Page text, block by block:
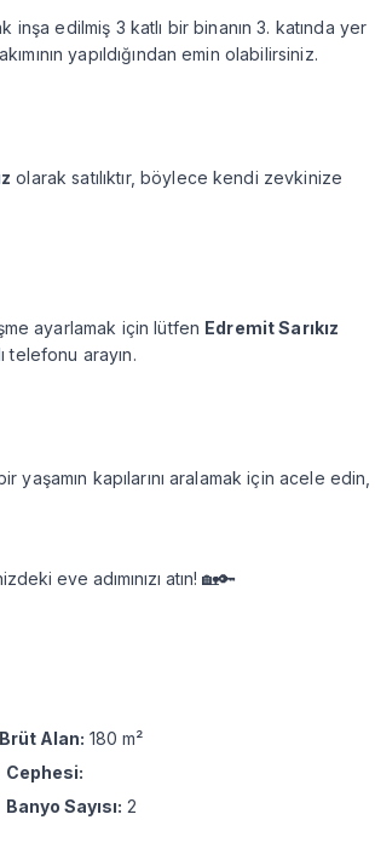
edilmiş 3 katlı bir binanın 3. katında yer
yapıldığından emin olabilirsiniz.
olarak satılıktır, böylece kendi zevkinize
ayarlamak için lütfen Edremit Sarıkız
telefonu arayın.
yaşamın kapılarını aralamak için acele edin,
eve adımınızı atın! 🏡🔑
Brüt Alan: 180 m²
Cephesi:
Banyo Sayısı: 2